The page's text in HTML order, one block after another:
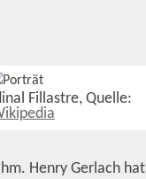
Fillastre, Quelle:
Henry Gerlach hat